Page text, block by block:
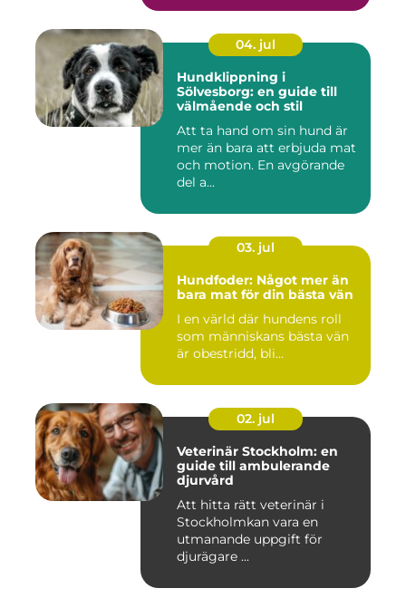
04. jul
Hundklippning i
Sölvesborg: en guide till
välmående och stil
Att ta hand om sin hund är
mer än bara att erbjuda mat
och motion. En avgörande
del a...
03. jul
Hundfoder: Något mer än
bara mat för din bästa vän
I en värld där hundens roll
som människans bästa vän
är obestridd, bli...
02. jul
Veterinär Stockholm: en
guide till ambulerande
djurvård
Att hitta rätt veterinär i
Stockholmkan vara en
utmanande uppgift för
djurägare ...